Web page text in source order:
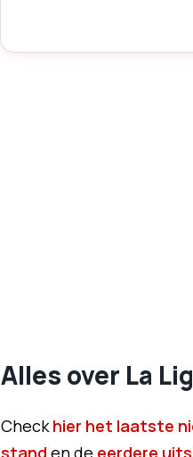
Alles over La
Checkhier het laatste
stand en de eerdere